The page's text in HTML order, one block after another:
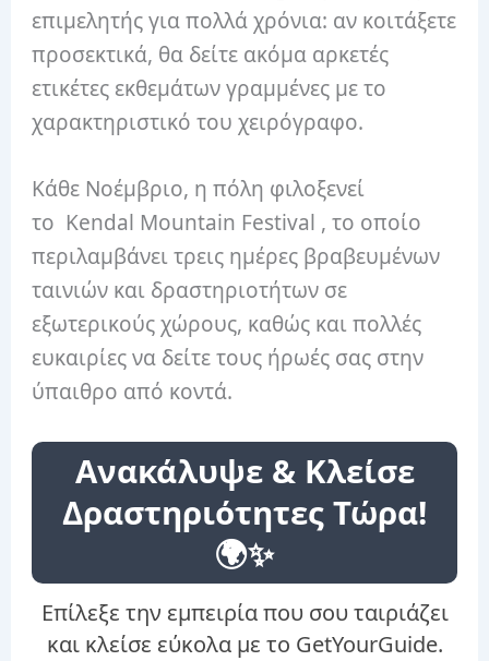
επιμελητής για πολλά χρόνια: αν κοιτάξετε
προσεκτικά, θα δείτε ακόμα αρκετές
ετικέτες εκθεμάτων γραμμένες με το
χαρακτηριστικό του χειρόγραφο.
Κάθε Νοέμβριο, η πόλη φιλοξενεί
το Kendal Mountain Festival , το οποίο
περιλαμβάνει τρεις ημέρες βραβευμένων
ταινιών και δραστηριοτήτων σε
εξωτερικούς χώρους, καθώς και πολλές
ευκαιρίες να δείτε τους ήρωές σας στην
ύπαιθρο από κοντά.
Ανακάλυψε & Κλείσε
Δραστηριότητες Τώρα!
🌍✨
Επίλεξε την εμπειρία που σου ταιριάζει
και κλείσε εύκολα με το GetYourGuide.